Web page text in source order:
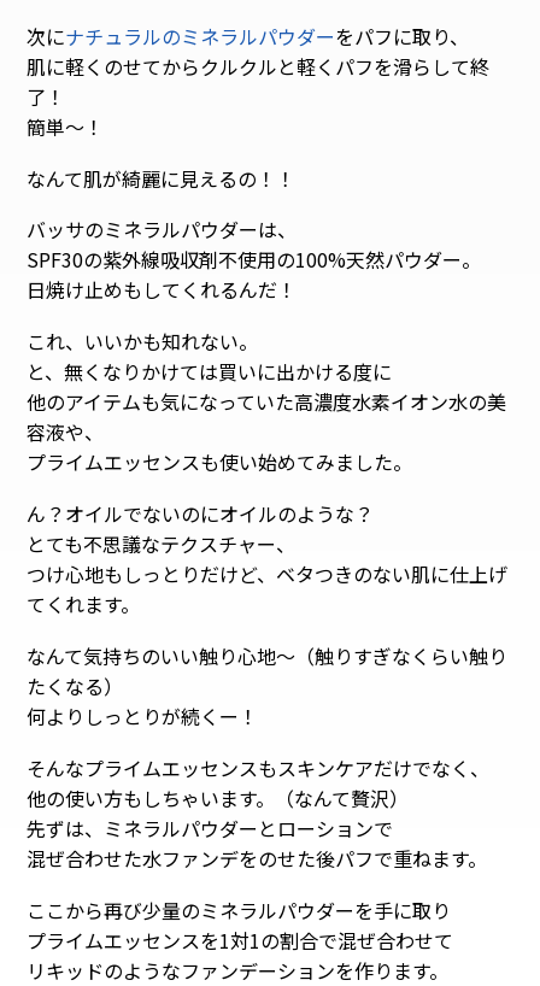
次にナチュラルのミネラルパウダーをパフに取り、
肌に軽くのせてからクルクルと軽くパフを滑らして終
了！
簡単〜！
なんて肌が綺麗に見えるの！！
バッサのミネラルパウダーは、
SPF30の紫外線吸収剤不使用の100%天然パウダー。
日焼け止めもしてくれるんだ！
これ、いいかも知れない。
と、無くなりかけては買いに出かける度に
他のアイテムも気になっていた高濃度水素イオン水の美
容液や、
プライムエッセンスも使い始めてみました。
ん？オイルでないのにオイルのような？
とても不思議なテクスチャー、
つけ心地もしっとりだけど、ベタつきのない肌に仕上げ
てくれます。
なんて気持ちのいい触り心地〜（触りすぎなくらい触り
たくなる）
何よりしっとりが続くー！
そんなプライムエッセンスもスキンケアだけでなく、
他の使い方もしちゃいます。（なんて贅沢）
先ずは、ミネラルパウダーとローションで
混ぜ合わせた水ファンデをのせた後パフで重ねます。
ここから再び少量のミネラルパウダーを手に取り
プライムエッセンスを1対1の割合で混ぜ合わせて
リキッドのようなファンデーションを作ります。